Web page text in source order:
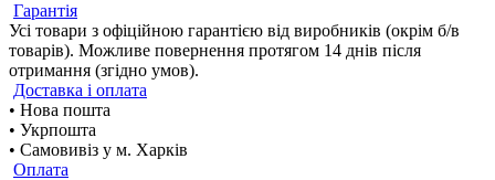
Гарантія
Усі товари з офіційною гарантією від виробників (окрім б/в
товарів). Можливе повернення протягом 14 днів після
отримання (згідно умов).
Доставка і оплата
• Нова пошта
• Укрпошта
• Самовивіз у м. Харків
Оплата